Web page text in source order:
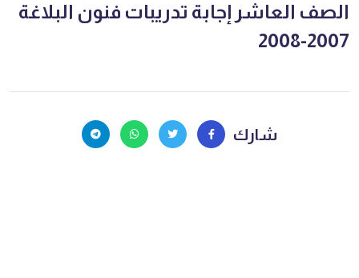
الصف العاشر إجابة تدريبات فنون البلاغة
2007-2008
شارك